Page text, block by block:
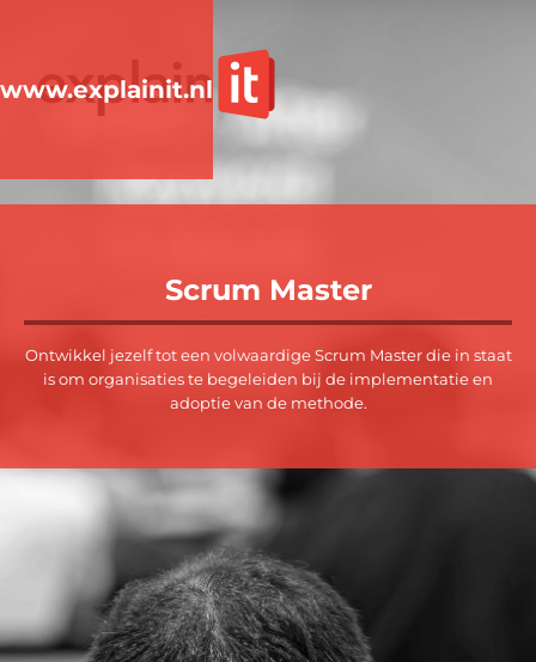
Scrum Master
Ontwikkel jezelf tot een volwaardige Scrum Master die in staat
is om organisaties te begeleiden bij de implementatie en
adoptie van de methode.
www.explainit.nl